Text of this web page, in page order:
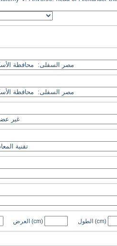
العرض (cm) الطول (cm)